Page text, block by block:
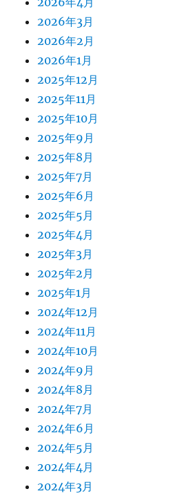
2026年3月
2026年2月
2026年1月
2025年12月
2025年11月
2025年10月
2025年9月
2025年8月
2025年7月
2025年6月
2025年5月
2025年4月
2025年3月
2025年2月
2025年1月
2024年12月
2024年11月
2024年10月
2024年9月
2024年8月
2024年7月
2024年6月
2024年5月
2024年4月
2024年3月